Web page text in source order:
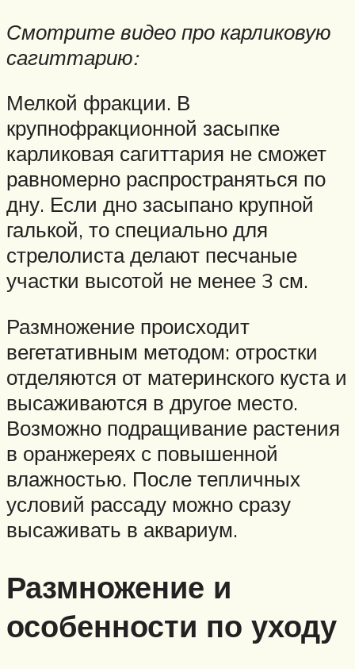
Смотрите видео про карликовую
сагиттарию:
Мелкой фракции. В
крупнофракционной засыпке
карликовая сагиттария не сможет
равномерно распространяться по
дну. Если дно засыпано крупной
галькой, то специально для
стрелолиста делают песчаные
участки высотой не менее 3 см.
Размножение происходит
вегетативным методом: отростки
отделяются от материнского куста и
высаживаются в другое место.
Возможно подращивание растения
в оранжереях с повышенной
влажностью. После тепличных
условий рассаду можно сразу
высаживать в аквариум.
Размножение и
особенности по уходу